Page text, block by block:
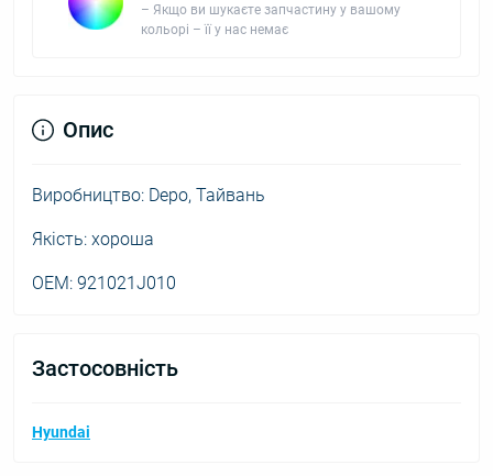
– Якщо ви шукаєте запчастину у вашому
кольорі – її у нас немає
Опис
Виробництво: Depo, Тайвань
Якість: хороша
ОЕМ: 921021J010
Застосовність
Hyundai